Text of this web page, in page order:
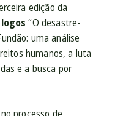
edição da
“O desastre-
uma análise
humanos, a luta
e a busca por